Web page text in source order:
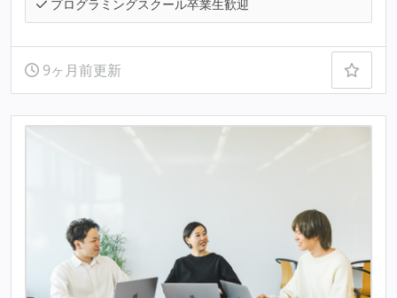
プログラミングスクール卒業生歓迎
9ヶ月前更新